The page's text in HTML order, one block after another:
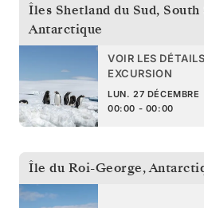
Îles Shetland du Sud, South
Antarctique
VOIR LES
EXCURSION
LUN. 27 DÉCEMBRE
00:00 - 00:00
Île du Roi-George,